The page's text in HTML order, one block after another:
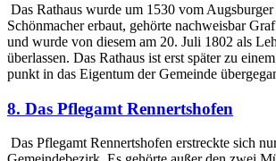
Das Rathaus wurde um 1530 vom
Schönmacher erbaut, gehörte nachweisbar
und wurde von diesem am 20. Juli 1802 als
über­lassen. Das Rathaus ist erst später zu
punkt in das Eigentum der Gemeinde
8. Das Pflegamt Rennertshofen
Das Pflegamt Rennertshofen erstreckte sich